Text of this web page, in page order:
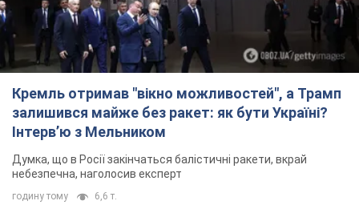
Кремль отримав "вікно можливостей", а Трамп
залишився майже без ракет: як бути Україні?
Інтерв’ю з Мельником
Думка, що в Росії закінчаться балістичні ракети, вкрай
небезпечна, наголосив експерт
годину тому 6,6 т.